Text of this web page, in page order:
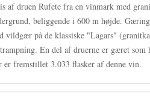
af druen Rufete fra en vinmark med
beliggende i 600 m højde.
vildgær på de klassiske "Lagars"
En del af druerne er gæret som
er fremstillet 3.033 flasker af denne vin.